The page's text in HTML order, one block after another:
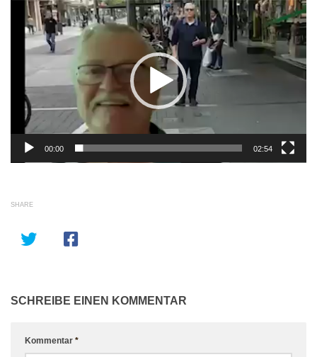
Video-
Player
00:00 02:54
SHARE
SCHREIBE EINEN KOMMENTAR
Kommentar *